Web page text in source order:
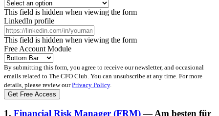
This field is hidden when viewing the form
LinkedIn profile
This field is hidden when viewing the form
Free Account Module
By submitting this form, you agree to receive our newsletter, and occasional
emails related to The CFO Club. You can unsubscribe at any time. For more
details, please review ourPrivacy Policy.
1. Financial Risk Manager (FRM)— Am besten für